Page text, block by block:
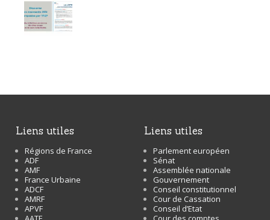
liens utiles
Régions de France
ADF
AMF
France Urbaine
ADCF
AMRF
APVF
liens utiles
Parlement européen
Sénat
Assemblée nationale
Gouvernement
Conseil constitutionnel
Cour de Cassation
Conseil d’Etat